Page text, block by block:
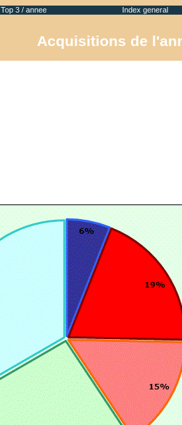
Top 3 / annee Index general
Acquisitions de